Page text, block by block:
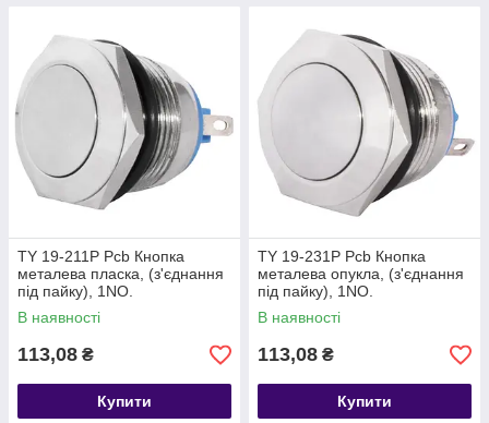
TY 19-211P Pcb Кнопка
металева пласка, (з'єднання
під пайку), 1NO.
В наявності
113,08 ₴
Купити
TY 19-231P Pcb Кнопка
металева опукла, (з'єднання
під пайку), 1NO.
В наявності
113,08 ₴
Купити